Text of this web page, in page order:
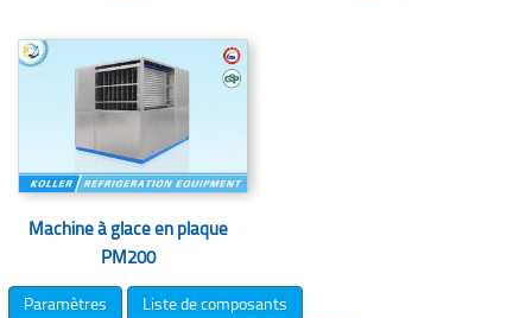
Machine à glace en plaque
PM200
Paramètres Liste de composants